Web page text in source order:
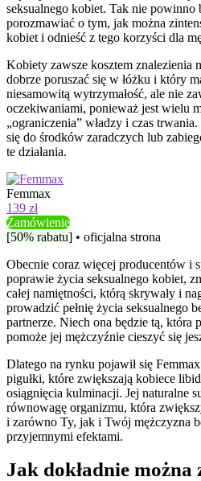
seksualnego kobiet. Tak nie
porozmawiać o tym, jak można
kobiet i odnieść z tego korzyści dla
Kobiety zawsze kosztem znalezienia
dobrze poruszać się w łóżku i który
niesamowitą wytrzymałość, ale nie
oczekiwaniami, ponieważ jest wielu
„ograniczenia” władzy i czas
się do środków zaradczych lub
te działania.
Femmax
139 zł
Zamówienie
[50% rabatu] • oficjalna strona
Obecnie coraz więcej producentów i
poprawie życia seksualnego kobiet,
całej namiętności, którą skrywały i
prowadzić pełnię życia seksualnego
partnerze. Niech ona będzie tą, która
pomoże jej mężczyźnie cieszyć się
Dlatego na rynku pojawił się
pigułki, które zwiększają kobiece
osiągnięcia kulminacji. Jej naturalne
równowagę organizmu, która
i zarówno Ty, jak i Twój mężczyzna
przyjemnymi efektami.
Jak dokładnie można